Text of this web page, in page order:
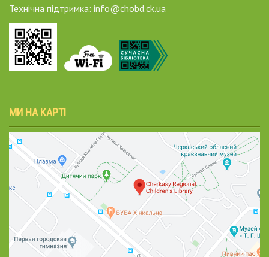
Технічна підтримка: info@chobd.ck.ua
МИ НА КАРТІ